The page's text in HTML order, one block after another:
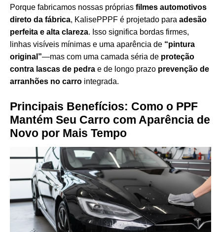
Porque fabricamos nossas próprias filmes automotivos
direto da fábrica, KalisePPPF é projetado para adesão
perfeita e alta clareza. Isso significa bordas firmes,
linhas visíveis mínimas e uma aparência de “pintura
original”—mas com uma camada séria de proteção
contra lascas de pedra e de longo prazo prevenção de
arranhões no carro integrada.
Principais Benefícios: Como o PPF
Mantém Seu Carro com Aparência de
Novo por Mais Tempo